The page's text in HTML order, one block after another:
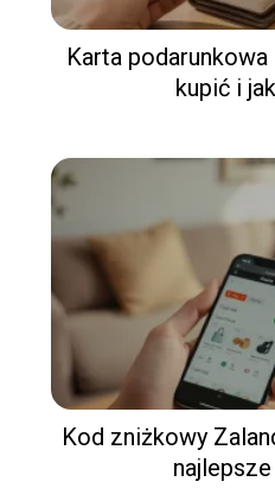
Karta
kupić i
Kod zniżkowy